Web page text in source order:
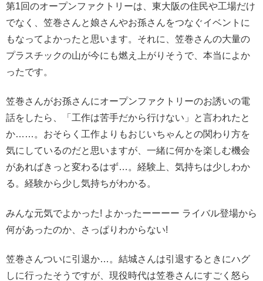
第1回のオープンファクトリーは、東大阪の住民や工場だけ
でなく、笠巻さんと娘さんやお孫さんをつなぐイベントに
もなってよかったと思います。それに、笠巻さんの大量の
プラスチックの山が今にも燃え上がりそうで、本当によか
ったです。
笠巻さんがお孫さんにオープンファクトリーのお誘いの電
話をしたら、「工作は苦手だから行けない」と言われたと
か……。おそらく工作よりもおじいちゃんとの関わり方を
気にしているのだと思いますが、一緒に何かを楽しむ機会
があればきっと変わるはず…。経験上、気持ちは少しわか
る。経験から少し気持ちがわかる。
みんな元気でよかった! よかったーーーー ライバル登場から
何があったのか、さっぱりわからない!
笠巻さんついに引退か…。結城さんは引退するときにハグ
しに行ったそうですが、現役時代は笠巻さんにすごく怒ら